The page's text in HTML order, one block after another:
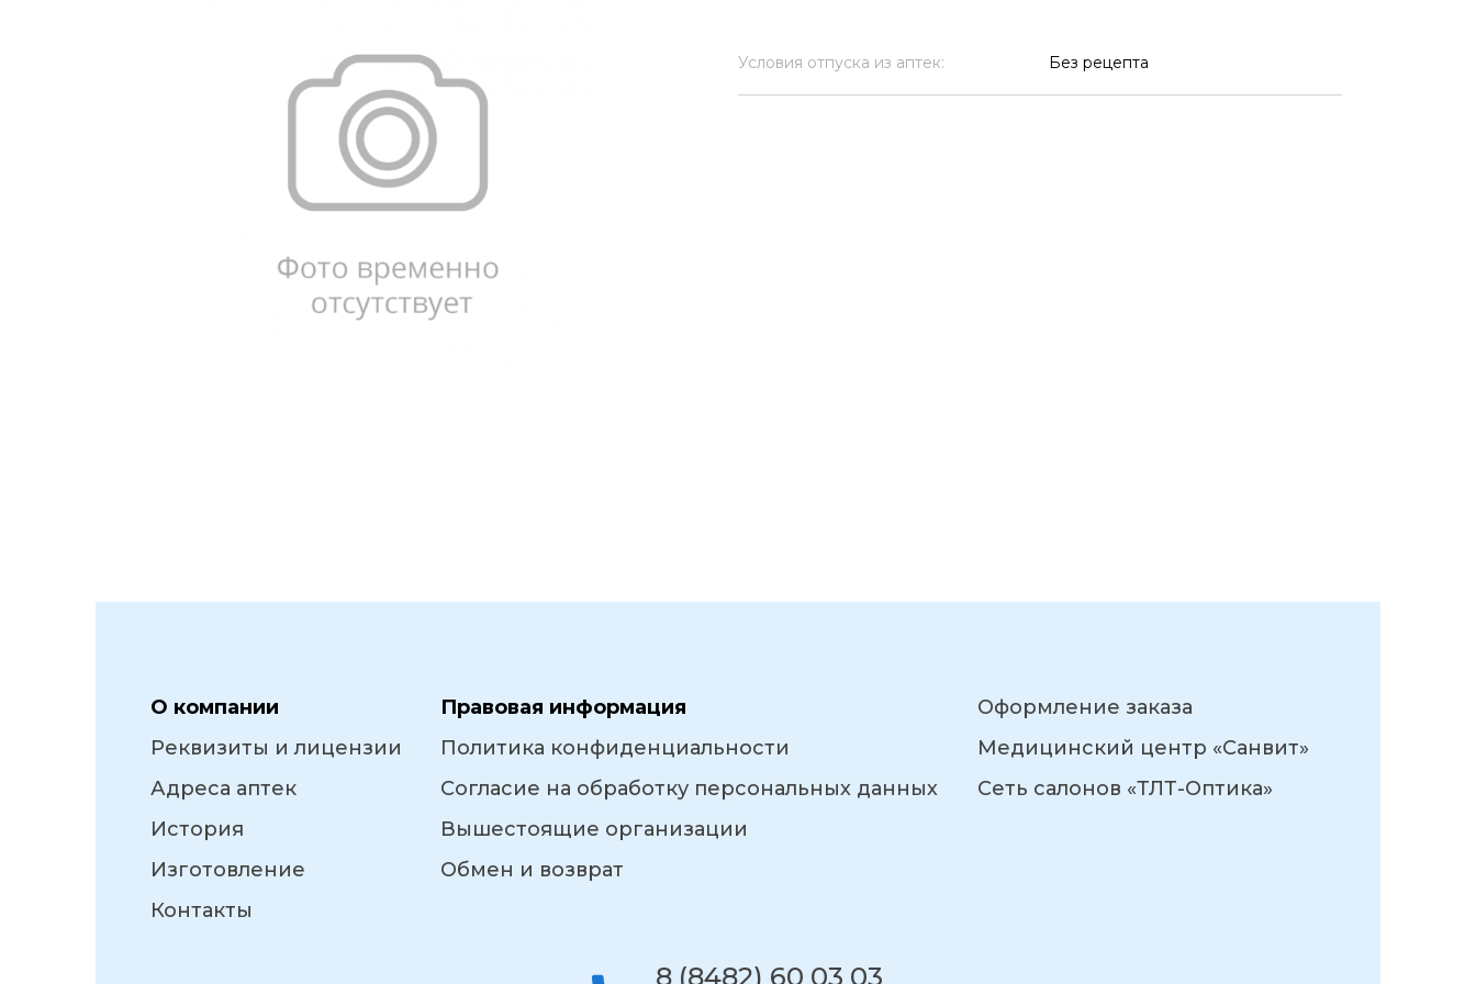
Условия отпуска из аптек: Без рецепта
О компании
Реквизиты и лицензии
Адреса аптек
История
Изготовление
Контакты
Правовая информация
Политика конфиденциальности
Согласие на обработку персональных данных
Вышестоящие организации
Обмен и возврат
Оформление заказа
Медицинский центр «Санвит»
Сеть салонов «ТЛТ-Оптика»
8 (8482) 60 03 03